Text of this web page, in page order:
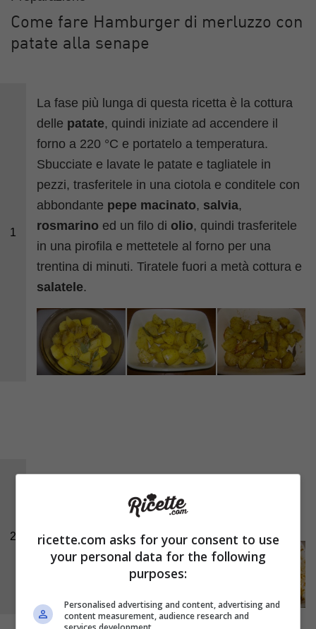
Come fare Hamburger di merluzzo con
patate alla senape
1
La fase più lunga di questa ricetta è la cottura
delle patate, quindi iniziate ad accendere il
forno a 220 °C e portatelo a temperatura.
Sbucciate e lavate le patate e tagliatele in
pezzi, trasferitele in una ciotola e conditele con
abbondante pepe macinato, salvia,
rosmarino ed un filo di olio, quindi trasferitele
in una pirofila e mettetele al forno per una
trentina di minuti. Tiratele fuori a metà cottura e
salatele.
2
In una ciotola sciogliete lasenapecon la
passata di pomodoroe versatela sulle patate
che rimetterete in forno per finire la cottura.
ricette.com asks for your consent to use
your personal data for the following
purposes:
Personalised advertising and content, advertising and
content measurement, audience research and